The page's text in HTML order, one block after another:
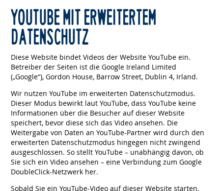
YOUTUBE MIT ERWEITERTEM
DATENSCHUTZ
Diese Website bindet Videos der Website YouTube ein.
Betreiber der Seiten ist die Google Ireland Limited
(„Google“), Gordon House, Barrow Street, Dublin 4, Irland.
Wir nutzen YouTube im erweiterten Datenschutzmodus.
Dieser Modus bewirkt laut YouTube, dass YouTube keine
Informationen über die Besucher auf dieser Website
speichert, bevor diese sich das Video ansehen. Die
Weitergabe von Daten an YouTube-Partner wird durch den
erweiterten Datenschutzmodus hingegen nicht zwingend
ausgeschlossen. So stellt YouTube – unabhängig davon, ob
Sie sich ein Video ansehen – eine Verbindung zum Google
DoubleClick-Netzwerk her.
Sobald Sie ein YouTube-Video auf dieser Website starten,